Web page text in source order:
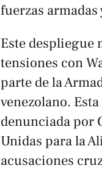
fuerzas
Este despliegue
tensiones con
parte de la
venezolano.
denunciada por
Unidas para la
acusaciones